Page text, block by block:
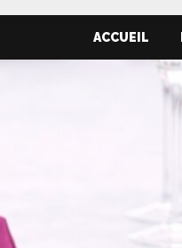
ACCUEIL